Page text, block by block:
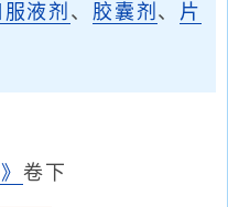
服液剂 、 胶囊剂 、 片
卷下